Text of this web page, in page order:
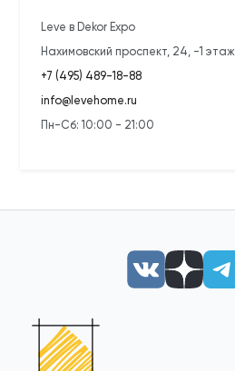
Leve в Dekor Expo
Нахимовский проспект, 24, -1 этаж
+7 (495) 489-18-88
info@levehome.ru
Пн-Сб: 10:00 - 21:00